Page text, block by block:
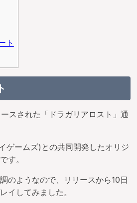
ト
スされた「ドラガリアロスト」通
ゲームズ)との共同開発したオリジ
す。
のようなので、リリースから10日
イしてみました。